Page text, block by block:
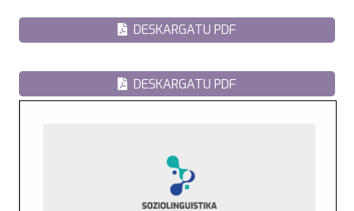
DESKARGATU PDF
DESKARGATU PDF